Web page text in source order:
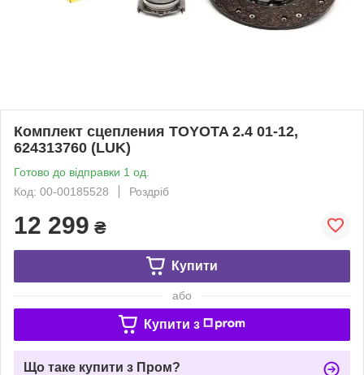
Комплект сцепления TOYOTA 2.4 01-12,
624313760 (LUK)
Готово до відправки 1 од.
Код: 00-00185528
Роздріб
12 299 ₴
Купити
або
Купити з
Що таке купити з Пром?